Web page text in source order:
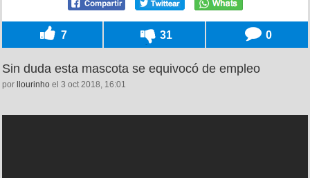
7 31 0
Sin duda esta mascota se equivocó de empleo
por llourinho el 3 oct 2018, 16:01